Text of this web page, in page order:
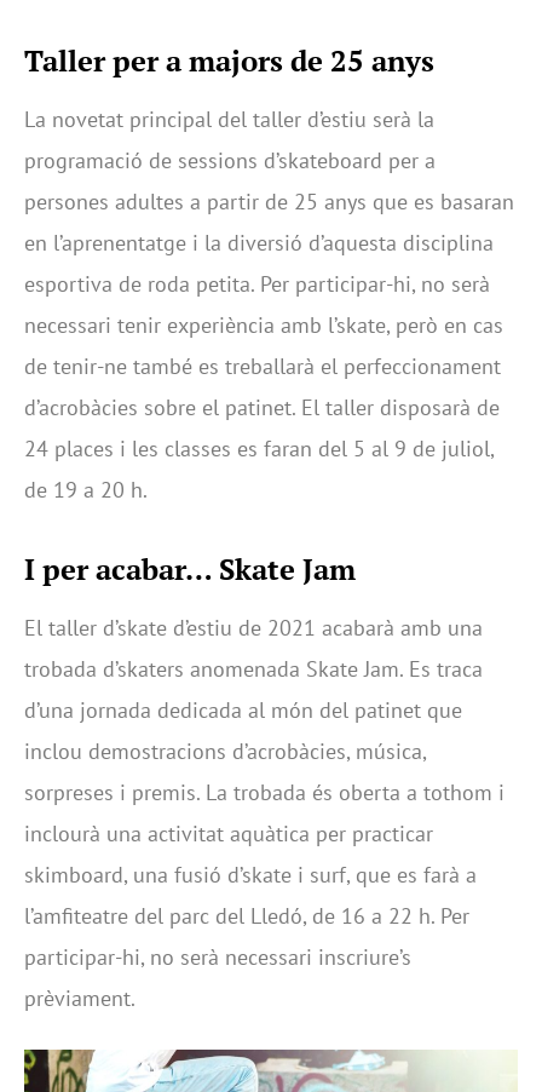
Taller per a majors de 25 anys
La novetat principal del taller d’estiu serà la
programació de sessions d’skateboard per a
persones adultes a partir de 25 anys que es basaran
en l’aprenentatge i la diversió d’aquesta disciplina
esportiva de roda petita. Per participar-hi, no serà
necessari tenir experiència amb l’skate, però en cas
de tenir-ne també es treballarà el perfeccionament
d’acrobàcies sobre el patinet. El taller disposarà de
24 places i les classes es faran del 5 al 9 de juliol,
de 19 a 20 h.
I per acabar… Skate Jam
El taller d’skate d’estiu de 2021 acabarà amb una
trobada d’skaters anomenada Skate Jam. Es traca
d’una jornada dedicada al món del patinet que
inclou demostracions d’acrobàcies, música,
sorpreses i premis. La trobada és oberta a tothom i
inclourà una activitat aquàtica per practicar
skimboard, una fusió d’skate i surf, que es farà a
l’amfiteatre del parc del Lledó, de 16 a 22 h. Per
participar-hi, no serà necessari inscriure’s
prèviament.